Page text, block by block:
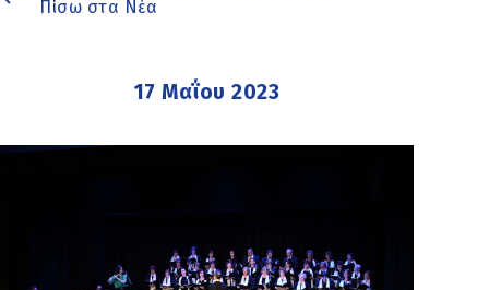
Πίσω στα Νέα
17 Μαΐου 2023